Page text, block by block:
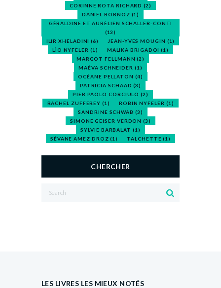
CORINNE ROTA RICHARD (2)
DANIEL BORNOZ (1)
GÉRALDINE ET AURÉLIEN SCHALLER-CONTI
(13)
ILIR XHELADINI (6) JEAN-YVES MOUGIN (1)
LÌO NYFELER (1) MALIKA BRIGADOI (1)
MARGOT FELLMANN (2)
MAÉVA SCHNEIDER (1)
OCÉANE PELLATON (4)
PATRICIA SCHAAD (3)
PIER PAOLO CORCIULO (2)
RACHEL ZUFFEREY (1) ROBIN NYFELER (1)
SANDRINE SCHWAB (3)
SIMONE GEISER VERDON (3)
SYLVIE BARBALAT (1)
SÉVANE AMEZ DROZ (1) TALCHETTE (1)
CHERCHER
LES LIVRES LES MIEUX NOTÉS